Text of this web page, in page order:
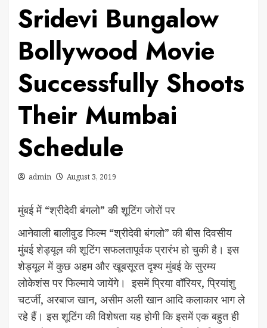
Sridevi Bungalow
Bollywood Movie
Successfully Shoots
Their Mumbai
Schedule
admin August 3, 2019
मुंबई में “श्रीदेवी बंगलो” की शूटिंग जोरों पर
आनेवाली बालीवुड फिल्म “श्रीदेवी बंगलो” की बीस दिवसीय
मुंबई शेड्यूल की शूटिंग सफलतापूर्वक प्रारंभ हो चुकी है। इस
शेड्यूल में कुछ अहम और खूबसूरत दृश्य मुंबई के सुरम्य
लोकेशंस पर फिल्माये जायेंगे। इसमें प्रिया वॉरियर, प्रियांशु
चटर्जी, अरबाज खान, असीम अली खान आदि कलाकार भाग ले
रहे हैं। इस शूटिंग की विशेषता यह होगी कि इसमें एक बहुत ही